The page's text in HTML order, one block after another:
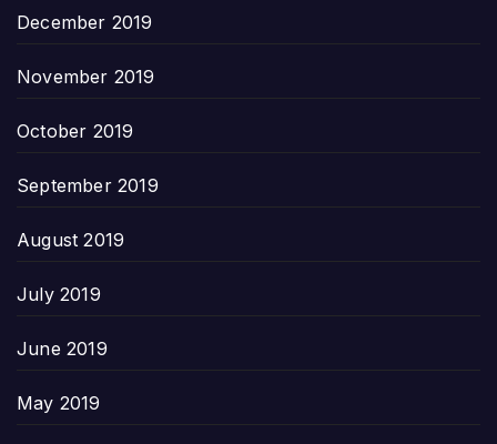
December 2019
November 2019
October 2019
September 2019
August 2019
July 2019
June 2019
May 2019